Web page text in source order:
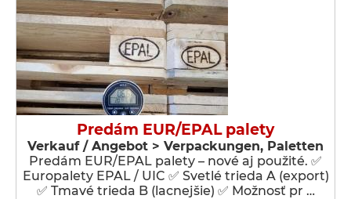
Predám EUR/EPAL palety
Verkauf / Angebot > Verpackungen, Paletten
Predám EUR/EPAL palety – nové aj použité. ✅
Europalety EPAL / UIC ✅ Svetlé trieda A (export)
✅ Tmavé trieda B (lacnejšie) ✅ Možnosť pr …